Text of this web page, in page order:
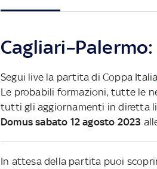
Segui live la partita di Coppa Italia
Le probabili formazioni, tutte le
tutti gli aggiornamenti in diretta
Domus sabato 12 agosto 2023
In attesa della partita puoi